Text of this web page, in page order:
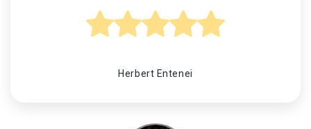
Herbert Entenei